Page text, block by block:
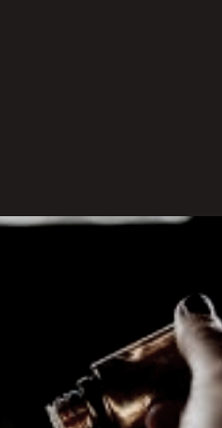
o lançamento do
reconhecidos pelo
áreas essenciais em um
Despertando a